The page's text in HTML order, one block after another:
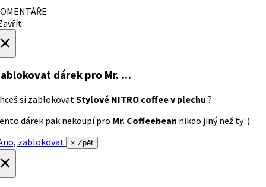
dárek pro Mr. …
si zablokovat Stylové NITRO coffee v plechu ?
dárek pak nekoupí pro Mr. Coffeebean nikdo jiný než ty :)
zablokovat
× Zpět